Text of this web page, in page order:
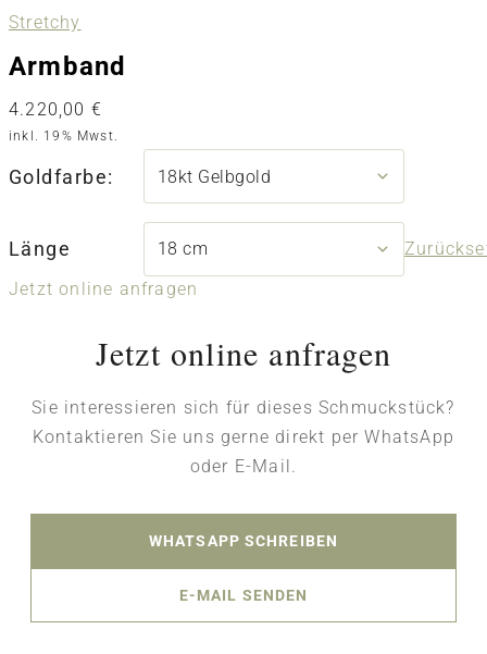
Stretchy
Armband
4.220,00 €
inkl. 19% Mwst.
Goldfarbe:
Länge
Jetzt online anfragen
Jetzt online anfragen
Sie interessieren sich für dieses Schmuckstück?
Kontaktieren Sie uns gerne direkt per WhatsApp
oder E-Mail.
WHATSAPP SCHREIBEN
E-MAIL SENDEN